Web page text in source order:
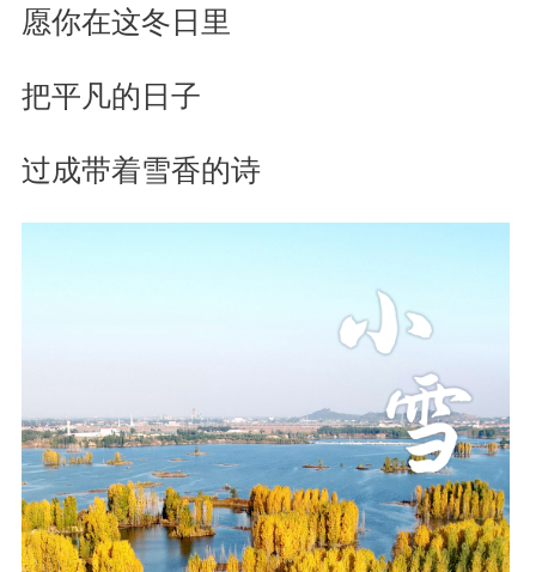
愿你在这冬日里
把平凡的日子
过成带着雪香的诗